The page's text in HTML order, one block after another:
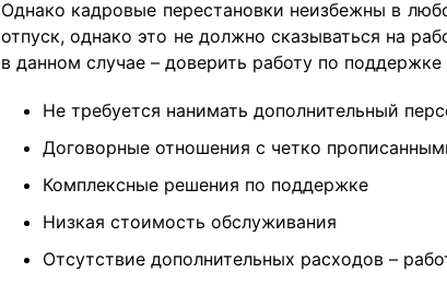
Однако кадровые перестановки неизбежны в
отпуск, однако это не должно сказываться на
в данном случае – доверить работу по
Не требуется нанимать дополнительный
Договорные отношения с четко
Комплексные решения по поддержке
Низкая стоимость обслуживания
Отсутствие дополнительных расходов –